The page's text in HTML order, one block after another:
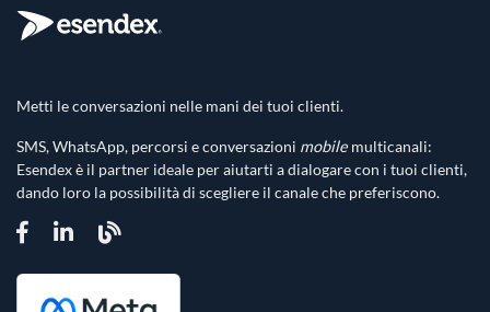
Metti le conversazioni nelle mani dei tuoi clienti.
SMS, WhatsApp, percorsi e conversazioni mobile multicanali:
Esendex è il partner ideale per aiutarti a dialogare con i tuoi clienti,
dando loro la possibilità di scegliere il canale che preferiscono.